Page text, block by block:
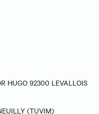
HUGO 92300 LEVALLOIS
(TUVIM)